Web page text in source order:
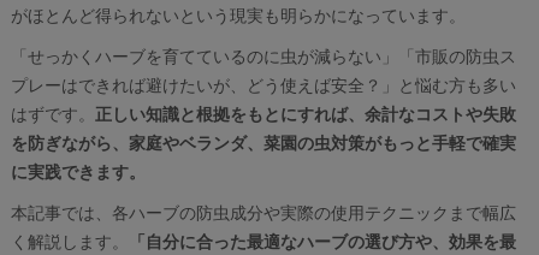
がほとんど得られないという現実も明らかになっています。
「せっかくハーブを育てているのに虫が減らない」「市販の防虫ス
プレーはできれば避けたいが、どう使えば安全？」と悩む方も多い
はずです。 正しい知識と根拠をもとにすれば、余計なコストや失敗
を防ぎながら、家庭やベランダ、菜園の虫対策がもっと手軽で確実
に実践できます。
本記事では、各ハーブの防虫成分や実際の使用テクニックまで幅広
く解説します。
「自分に合った最適なハーブの選び方や、効果を最